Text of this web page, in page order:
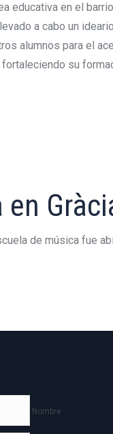
educativa en el
a cabo un
alumnos para el
su
en
de música fue
Nombre